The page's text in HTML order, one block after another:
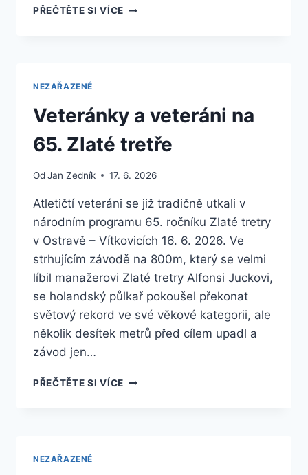
PŘEČTĚTE SI VÍCEŽHAVÉ
NEZAŘAZENÉ
Veteránky a veteráni na
65. Zlaté tretře
OdJan Zedník 17. 6. 2026
Atletičtí veteráni se již tradičně utkali v
národním programu 65. ročníku Zlaté tretry
v Ostravě – Vítkovicích 16. 6. 2026. Ve
strhujícím závodě na 800m, který se velmi
líbil manažerovi Zlaté tretry Alfonsi Juckovi,
se holandský půlkař pokoušel překonat
světový rekord ve své věkové kategorii, ale
několik desítek metrů před cílem upadl a
závod jen…
PŘEČTĚTE SI VÍCEVETERÁNKY
NEZAŘAZENÉ